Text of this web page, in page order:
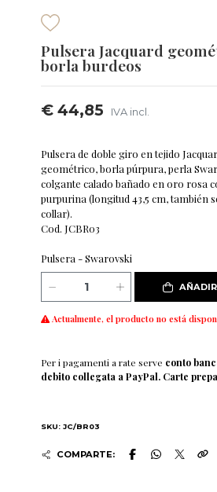
Pulsera Jacquard
borla burdeos
€ 44,85 IVA incl.
Pulsera de doble giro en tejido
geométrico, borla púrpura, perla
colgante calado bañado en oro rosa
purpurina (longitud 43,5 cm, también
collar).
Cod. JCBR03
Pulsera - Swarovski
Actualmente, el producto no está
Per i pagamenti a rate serve conto
debito collegata a PayPal. Carte
SKU: JC/BR03
COMPARTE: